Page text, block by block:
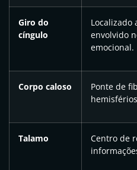
Giro do
cíngulo
Localizado
envolvido
emocional.
Corpo caloso
Ponte de
Talamo
Centro de